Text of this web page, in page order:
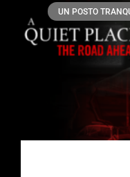
UN POSTO